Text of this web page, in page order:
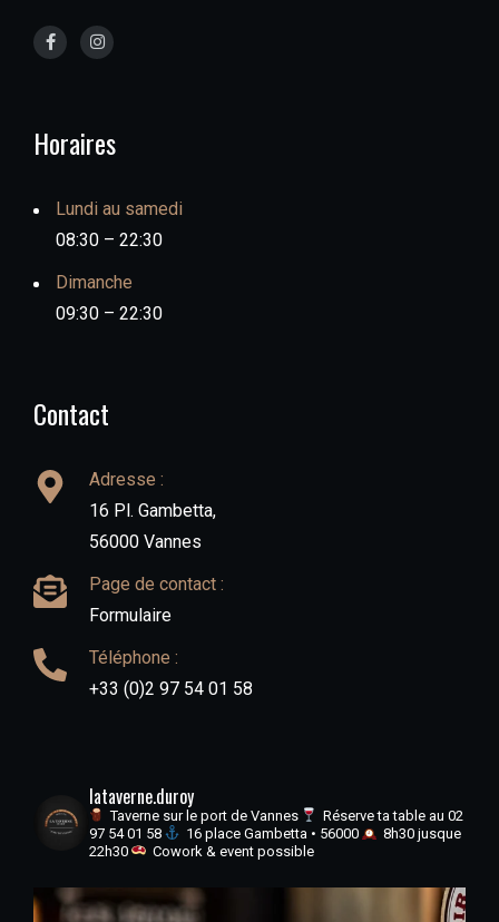
Horaires
Lundi au samedi
08:30 – 22:30
Dimanche
09:30 – 22:30
Contact
Adresse :
16 Pl. Gambetta,
56000 Vannes
Page de contact :
Formulaire
Téléphone :
+33 (0)2 97 54 01 58
lataverne.duroy
Taverne sur le port de Vannes
Réserve ta table au 02
97 54 01 58
16 place Gambetta • 56000
8h30 jusque
22h30
Cowork & event possible